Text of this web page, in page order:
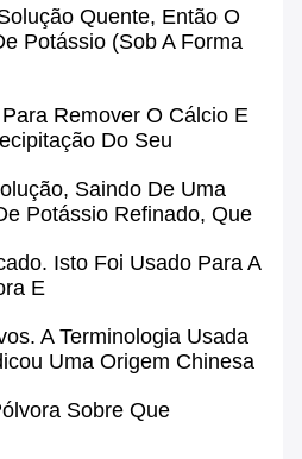
Quente, Então O
Potássio (sob A Forma
Remover O Cálcio E
Do Seu
Saindo De Uma
Potássio Refinado, Que
Isto Foi Usado Para A
E
A Terminologia Usada
Uma Origem Chinesa
Sobre Que